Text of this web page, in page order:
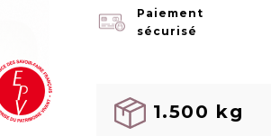
Paiement
sécurisé
1.500 kg